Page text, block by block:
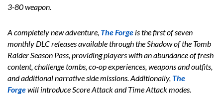
3-80 weapon.
A completely new adventure, The Forge is the first of seven
monthly DLC releases available through the Shadow of the Tomb
Raider Season Pass, providing players with an abundance of fresh
content, challenge tombs, co-op experiences, weapons and outfits,
and additional narrative side missions. Additionally, The
Forgewill introduce Score Attack and Time Attack modes.